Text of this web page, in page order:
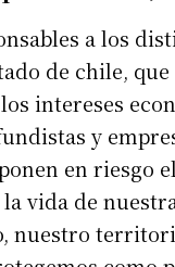
a los
de chile, que
intereses
y
en riesgo
vida de
nuestro